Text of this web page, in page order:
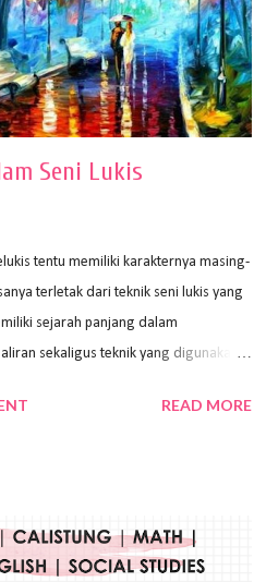
Kertas adalah bahan yang paling
Dalam menggambar
Seni Lukis
tentu memiliki karakternya masing-
terletak dari teknik seni lukis yang
sejarah panjang dalam
sekaligus teknik yang digunakan.
berbeda tentunya akan
air, cat akrilik, atau cat minyak dengan
memberikan sapuan warna
READ MORE